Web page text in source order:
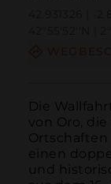
Die
von Oro,
einen
und